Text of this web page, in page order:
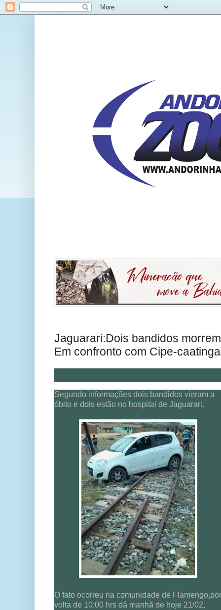
Jaguarari:Dois bandidos
Em confronto com Cipe-caatinga
Segundo informações dois bandidos vieram a
óbito e dois estão no hospital de Jaguarari.
O fato ocorreu na comunidade de Flamengo,por
volta de 10:00 hrs dá manhã de hoje 21/02,